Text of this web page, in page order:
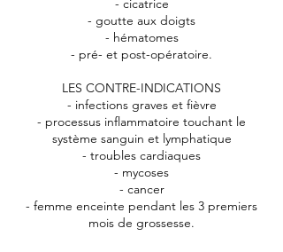
- cicatrice
- goutte aux doigts
- hématomes
- pré- et post-opératoire.
LES CONTRE-INDICATIONS
- infections graves et fièvre
- processus inflammatoire touchant le
système sanguin et lymphatique
- troubles cardiaques
- mycoses
- cancer
- femme enceinte pendant les 3 premiers
mois de grossesse.